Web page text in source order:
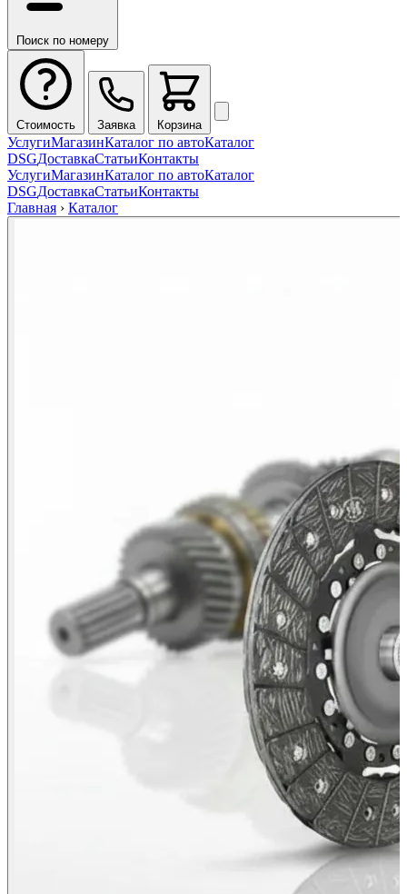
Поиск по номеру
Стоимость Заявка Корзина
УслугиМагазинКаталог по автоКаталог
DSGДоставкаСтатьиКонтакты
УслугиМагазинКаталог по автоКаталог
DSGДоставкаСтатьиКонтакты
Главная › Каталог